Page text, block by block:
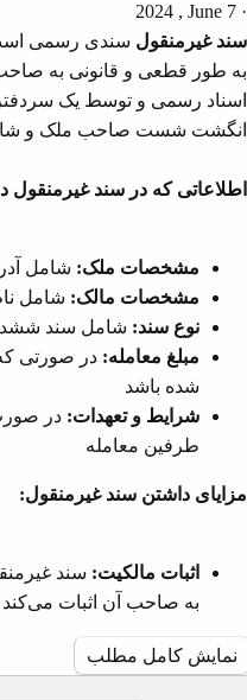
2024 , June 7
سند غیرمنقول سندی رسمی است
به طور قطعی و قانونی به صاحب
اسناد رسمی و توسط یک
انگشت شست صاحب ملک و
اطلاعاتی که در سند
مشخصات ملک: شامل
مشخصات مالک: شامل
نوع سند: شامل سند
مبلغ معامله: در صورتی
شده باشد
شرایط و تعهدات: در
طرفین معامله
مزایای داشتن سند غیرمنقول:
اثبات مالکیت: سند
به صاحب آن اثبات می‌کند
نمایش کامل مطلب